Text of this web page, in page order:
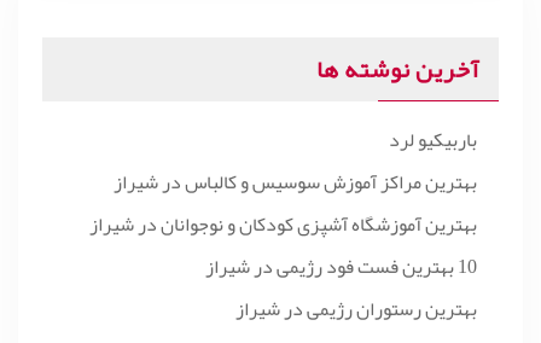
آخرین نوشته ها
باربیکیو لرد
بهترین مراکز آموزش سوسیس و کالباس در شیراز
بهترین آموزشگاه آشپزی کودکان و نوجوانان در شیراز
10 بهترین فست فود رژیمی در شیراز
بهترین رستوران رژیمی در شیراز